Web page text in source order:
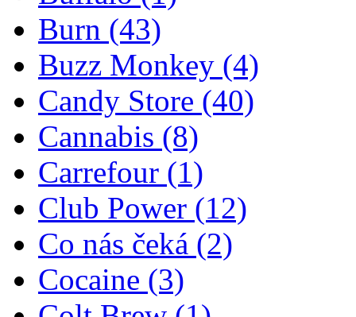
Burn (43)
Buzz Monkey (4)
Candy Store (40)
Cannabis (8)
Carrefour (1)
Club Power (12)
Co nás čeká (2)
Cocaine (3)